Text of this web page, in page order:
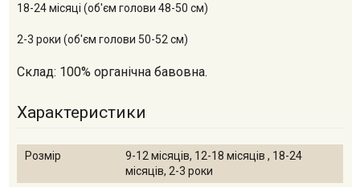
18-24 місяці (об'єм голови 48-50 см)
2-3 роки (об'єм голови 50-52 см)
Склад: 100% органічна бавовна.
Характеристики
Розмір
9-12 місяців, 12-18 місяців , 18-24
місяців, 2-3 роки